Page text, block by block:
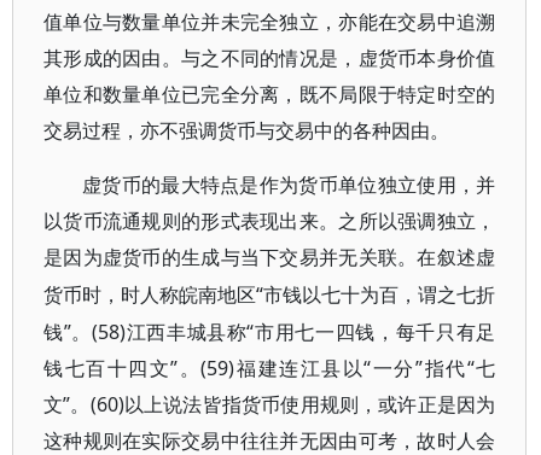
值单位与数量单位并未完全独立，亦能在交易中追溯
其形成的因由。与之不同的情况是，虚货币本身价值
单位和数量单位已完全分离，既不局限于特定时空的
交易过程，亦不强调货币与交易中的各种因由。
虚货币的最大特点是作为货币单位独立使用，并
以货币流通规则的形式表现出来。之所以强调独立，
是因为虚货币的生成与当下交易并无关联。在叙述虚
货币时，时人称皖南地区“市钱以七十为百，谓之七折
钱”。(58)江西丰城县称“市用七一四钱，每千只有足
钱七百十四文”。(59)福建连江县以“一分”指代“七
文”。(60)以上说法皆指货币使用规则，或许正是因为
这种规则在实际交易中往往并无因由可考，故时人会